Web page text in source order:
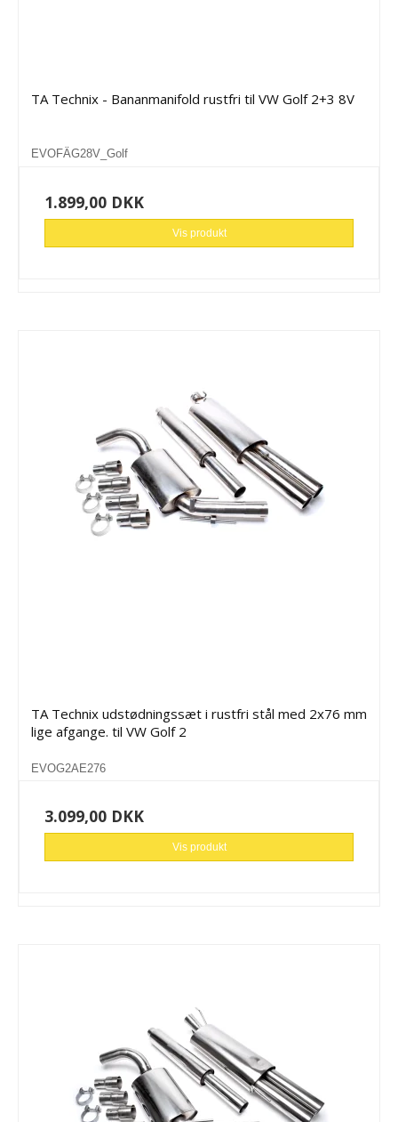
TA Technix - Bananmanifold rustfri til VW Golf 2+3 8V
EVOFÄG28V_Golf
1.899,00 DKK
Vis produkt
TA Technix udstødningssæt i rustfri stål med 2x76 mm
lige afgange. til VW Golf 2
EVOG2AE276
3.099,00 DKK
Vis produkt